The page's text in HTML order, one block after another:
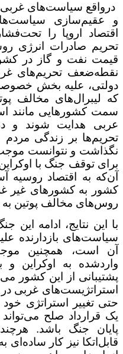
درواقع سیاست‌های غربی
و عقیم‌سازی
اقتصاد اروپا را
تحریم صادرات انرژی
قیمت نفت و گاز در
نقطه‌ضعف تحریم‌های
دولتی، علیه بخش
که لیبرال‌های مخالف
سمت کشورهایی مانند
عربی هدایت شوند و
تحریم‌ها بر زندگی مردم
نگذاشت و نتوانست
برای توقف جنگ با
آن‌که به اقتصاد روسیه
کشور به کشورهای غیر
روس‌های مخالف پوتین به
با این نتایج، ادامه
سیاست‌های بازدارنده
آن است، همچنین
واردشده به اوکراین و
پشتیبانی از این کشور
استراتژیست‌های غربی در
حتی تغییر استراتژی
یک قرارداد صلح
پایان جنگ باشد.
قابل‌اتکا نیز کار